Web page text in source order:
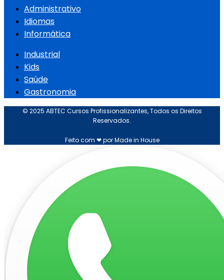
Administrativo
Idiomas
Informática
Industrial
Kids
Saúde
Gastronomia
© 2025 ABTEC Cursos Profissionalizantes, Todos os Direitos
Reservados.
Feito com ❤ por Made in House